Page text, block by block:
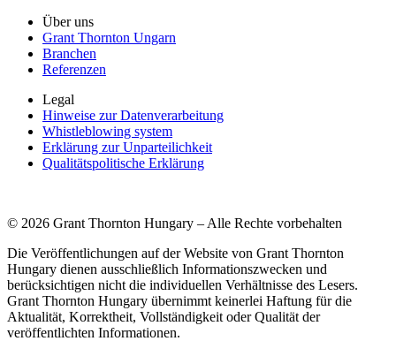
Über uns
Grant Thornton Ungarn
Branchen
Referenzen
Legal
Hinweise zur Datenverarbeitung
Whistleblowing system
Erklärung zur Unparteilichkeit
Qualitätspolitische Erklärung
© 2026 Grant Thornton Hungary – Alle Rechte vorbehalten
Die Veröffentlichungen auf der Website von Grant Thornton
Hungary dienen ausschließlich Informationszwecken und
berücksichtigen nicht die individuellen Verhältnisse des Lesers.
Grant Thornton Hungary übernimmt keinerlei Haftung für die
Aktualität, Korrektheit, Vollständigkeit oder Qualität der
veröffentlichten Informationen.